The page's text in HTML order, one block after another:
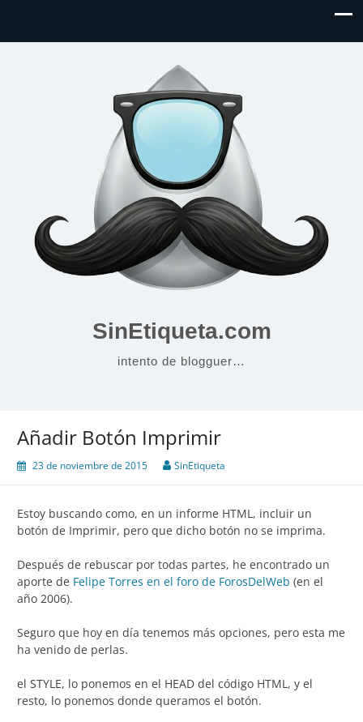
SinEtiqueta.com
intento de blogguer…
Añadir Botón Imprimir
23 de noviembre de 2015 SinEtiqueta
Estoy buscando como, en un informe HTML, incluir un
botón de Imprimir, pero que dicho botón no se imprima.
Después de rebuscar por todas partes, he encontrado un
aporte de Felipe Torres en el foro de ForosDelWeb (en el
año 2006).
Seguro que hoy en día tenemos más opciones, pero esta me
ha venido de perlas.
el STYLE, lo ponemos en el HEAD del código HTML, y el
resto, lo ponemos donde queramos el botón.